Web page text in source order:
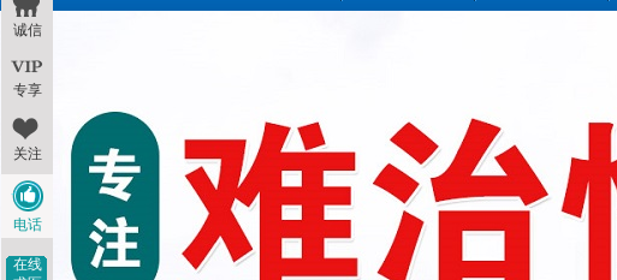
诚信
专享
关注
电话
在线